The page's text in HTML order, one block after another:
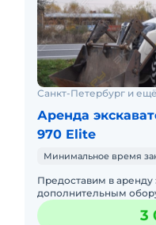
Санкт-Петербург и
Аренда
970 Elite
Минимальное время
Предоставим в аренду
дополнительным
гидромолот, вилы и
спецтехники -
3